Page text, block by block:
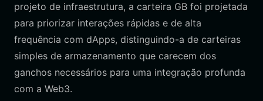
projeto de infraestrutura, a carteira GB foi projetada
para priorizar interações rápidas e de alta
frequência com dApps, distinguindo-a de carteiras
simples de armazenamento que carecem dos
ganchos necessários para uma integração profunda
com a Web3.